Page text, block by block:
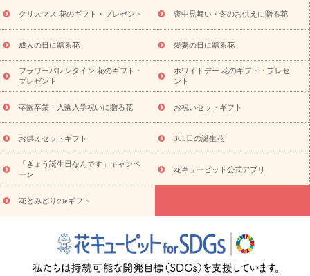
プリザーブドフラワー
スタイルから探す
アレンジメント
蘭・花鉢
ミディ胡蝶蘭・お祝い ミディ胡蝶蘭・お供え
の青色胡蝶蘭
観葉植物 観葉植物 産直多肉植物
プリザーブ
ドフラワー
お祝い お供え・お悔やみ 花とセットギフト
ミオーダー
プチギフト（hanamore -ハナモア-）
花とみどりの
eギフト
花キューピットのeGfit カラー ピンク
レンジ
レッド お花の種類 バラ ユリ トルコキキョウ
予
算から探す
お祝い お祝い・3000円～ お祝い・
お祝い・5000円～ お祝い・7000円～ お祝い・10000円～
お供え・お悔やみ
お供え・お悔やみ・3000円～
お供え・お
悔やみ・5000円～ お供え・お悔やみ・7000円～
お供え・お悔
やみ・10000円～
365日の誕生花カレンダー
開店・開業祝
お祝いを贈るときのマナー・
花キューピットのお祝いコラム一覧
誕生日のお花を「色
彩心理学」で選ぶ方法
結婚祝いの予算相場
出産祝いお役立ち情
クリスマス 花のギフト・プレゼント 喪中見舞い・冬のお供えに贈る花
成人の日に贈る花 愛妻の日に贈る花
フラワーバレンタイン 花のギフト・
プレゼント
ホワイトデー 花のギフト・プレゼ
ント
卒園卒業・入園入学祝いに贈る花 お祝いセットギフト
お供えセットギフト 365日の誕生花
「きょう誕生日なんです」キャンペ
ーン
花キューピット公式アプリ
花とみどりのeギフト